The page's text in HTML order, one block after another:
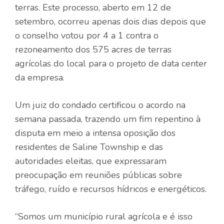
terras. Este processo, aberto em 12 de
setembro, ocorreu apenas dois dias depois que
o conselho votou por 4 a 1 contra o
rezoneamento dos 575 acres de terras
agrícolas do local para o projeto de data center
da empresa.
Um juiz do condado certificou o acordo na
semana passada, trazendo um fim repentino à
disputa em meio a intensa oposição dos
residentes de Saline Township e das
autoridades eleitas, que expressaram
preocupação em reuniões públicas sobre
tráfego, ruído e recursos hídricos e energéticos.
“Somos um município rural agrícola e é isso